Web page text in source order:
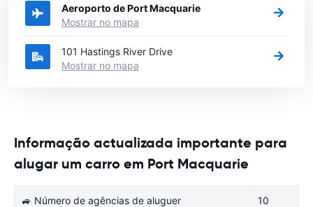
Aeroporto de Port Macquarie
Mostrar no mapa
101 Hastings River Drive
Mostrar no mapa
Informação actualizada importante para
alugar um carro em Port Macquarie
🚙 Número de agências de aluguer 10